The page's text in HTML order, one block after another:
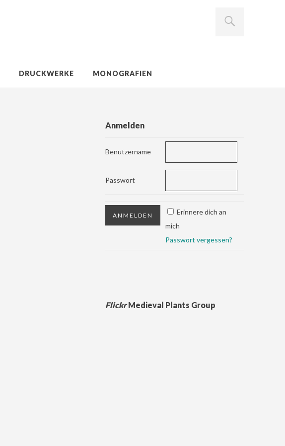
DRUCKWERKE MONOGRAFIEN
Anmelden
Benutzername
Passwort
Erinnere dich an
mich
Passwort vergessen?
FlickrMedieval Plants Group